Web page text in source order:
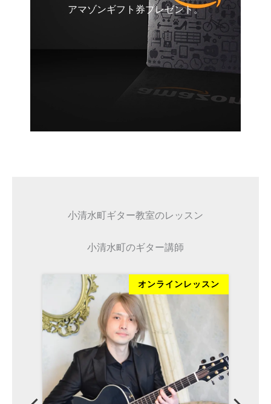
アマゾンギフト券プレゼント。
小清水町ギター教室のレッスン
小清水町のギター講師
オンラインレッスン